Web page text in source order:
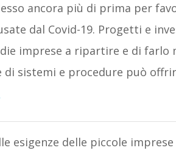
ancora più di prima per
dal Covid-19. Progetti e
imprese a ripartire e di farlo
sistemi e procedure può
esigenze delle piccole imprese